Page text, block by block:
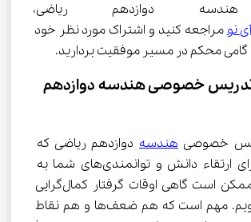
دوازدهم
نو مراجعه کنید و اشتراک مورد نظر خود
گامی محکم در مسیر موفقیت بردارید.
با تدریس خصوصی هندسه دوازدهم
خصوصی هندسه دوازدهم ریاضی که
فرصتی عالی برای ارتقاء دانش و توانمندی‌های شما به
شمار می‌رود، ممکن است گاهی اوقات گرفتار کمال‌گرایی
بیش از حد شویم. مهم است که هم ضعف‌ها و هم نقاط